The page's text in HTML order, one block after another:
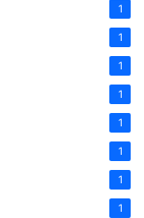
1
1
1
1
1
1
1
1